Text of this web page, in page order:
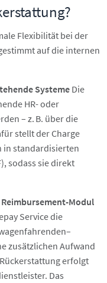
Flexibilität bei der
auf die internen
Systeme Die
HR- oder
– z. B. über die
stellt der Charge
in standardisierten
sodass sie direkt
Modul
Service die
zusätzlichen Aufwand
erfolgt
Das